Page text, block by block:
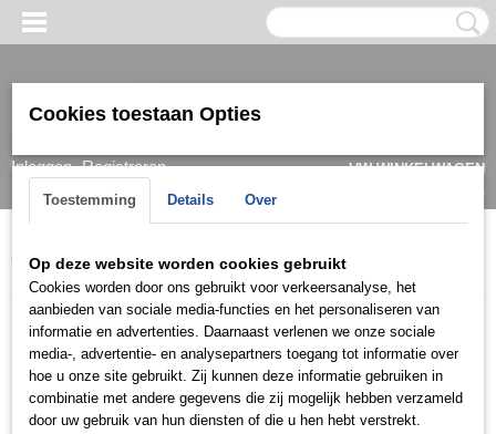
Inloggen Registreren
UW WINKELWAGEN
(0)
Home > Horloge > > Heren>
Guess Herenhorloge
W0668G8 Atlas
Cookies toestaan Opties
Toestemming Details Over
Op deze website worden cookies gebruikt
Cookies worden door ons gebruikt voor verkeersanalyse, het
aanbieden van sociale media-functies en het personaliseren van
informatie en advertenties. Daarnaast verlenen we onze sociale
media-, advertentie- en analysepartners toegang tot informatie over
hoe u onze site gebruikt. Zij kunnen deze informatie gebruiken in
combinatie met andere gegevens die zij mogelijk hebben verzameld
door uw gebruik van hun diensten of die u hen hebt verstrekt.